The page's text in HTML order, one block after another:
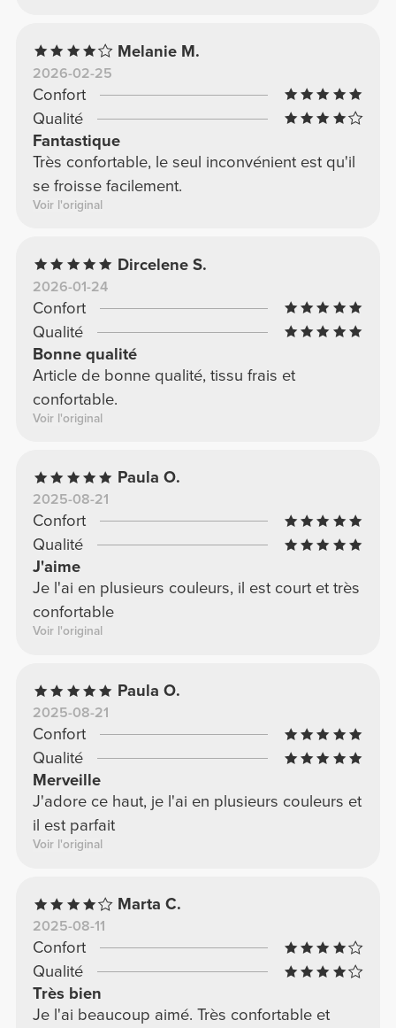
Melanie M.
2026-02-25
Confort
Qualité
Fantastique
Très confortable, le seul inconvénient est qu'il
se froisse facilement.
Voir l'original
Dircelene S.
2026-01-24
Confort
Qualité
Bonne qualité
Article de bonne qualité, tissu frais et
confortable.
Voir l'original
Paula O.
2025-08-21
Confort
Qualité
J'aime
Je l'ai en plusieurs couleurs, il est court et très
confortable
Voir l'original
Paula O.
2025-08-21
Confort
Qualité
Merveille
J'adore ce haut, je l'ai en plusieurs couleurs et
il est parfait
Voir l'original
Marta C.
2025-08-11
Confort
Qualité
Très bien
Je l'ai beaucoup aimé. Très confortable et